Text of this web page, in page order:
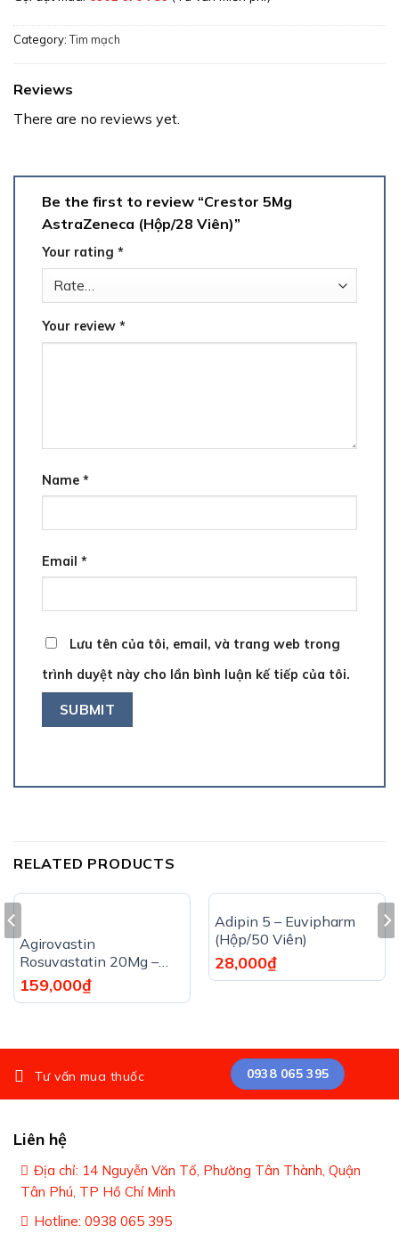
Category:Tim mạch
Reviews
There are no reviews yet.
Be the first to review “Crestor 5Mg
AstraZeneca (Hộp/28 Viên)”
Your rating *
Your review *
Name *
Email *
Lưu tên của tôi, email, và trang web trong
trình duyệt này cho lần bình luận kế tiếp của tôi.
RELATED PRODUCTS
Agirovastin
Rosuvastatin 20Mg –
Agimexpharm (Hộp/30
Viên)
159,000₫
Adipin 5 – Euvipharm
(Hộp/50 Viên)
28,000₫
Tư vấn mua thuốc 0938 065 395
Liên hệ
Địa chỉ: 14 Nguyễn Văn Tố, Phường Tân Thành, Quận
Tân Phú, TP Hồ Chí Minh
Hotline: 0938 065 395